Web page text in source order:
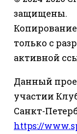
защищены.
только с
активной
Данный
участии
Санкт-
https://